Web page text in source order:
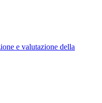
e valutazione della